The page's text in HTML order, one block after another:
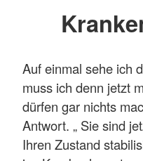
Auf einmal sehe ich
muss ich denn jetzt
dürfen gar nichts
Antwort. „ Sie sind
Ihren Zustand